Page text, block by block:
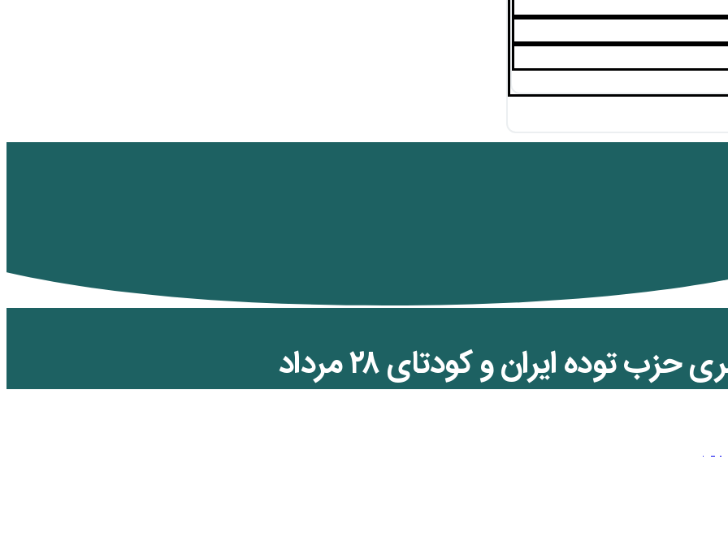
توده ایران و کودتای ۲۸ مرداد